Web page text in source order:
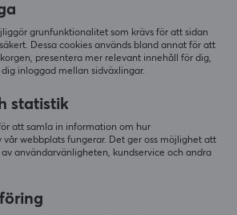
VISA MER
4
grunfunktionalitet som krävs för att sidan
Dessa cookies används bland annat för att
presentera mer relevant innehåll för dig,
inloggad mellan sidväxlingar.
statistik
att samla in information om hur
vår webbplats fungerar. Det ger oss möjlighet att
användarvänligheten, kundservice och andra